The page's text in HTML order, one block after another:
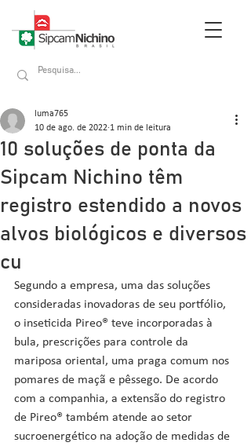
10 soluções de ponta da
Sipcam Nichino têm
registro estendido a novos
alvos biológicos e diversos
cu
luma765
10 de ago. de 2022 1 min de leitura
Segundo a empresa, uma das soluções
consideradas inovadoras de seu portfólio,
o inseticida Pireo® teve incorporadas à
bula, prescrições para controle da
mariposa oriental, uma praga comum nos
pomares de maçã e pêssego. De acordo
com a companhia, a extensão do registro
de Pireo® também atende ao setor
sucroenergético na adoção de medidas de